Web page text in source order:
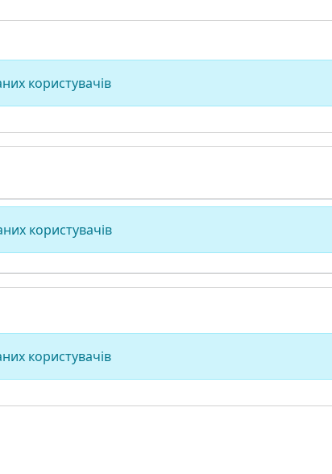
користувачів
користувачів
користувачів